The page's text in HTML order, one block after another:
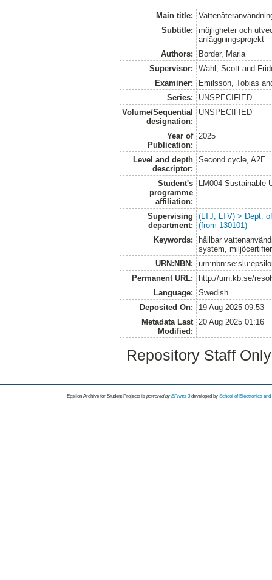
Main title:
Subtitle:
möjligheter och
anläggningsprojekt
Authors:
Border, Maria
Supervisor:
Wahl, Scott and
Examiner:
Emilsson, Tobias
Series:
UNSPECIFIED
Volume/Sequential
designation:
UNSPECIFIED
Year of
Publication:
2025
Level and depth
descriptor:
Second cycle, A2E
Student's
programme
affiliation:
LM004 Sustainable
Supervising
department:
(LTJ, LTV) > Dept.
(from 130101)
Keywords:
hållbar
system,
URN:NBN:
Permanent URL:
http://urn.kb.se/
Language:
Swedish
Deposited On:
19 Aug 2025 09:53
Metadata Last
Modified:
20 Aug 2025 01:16
Repository Staff
Epsilon Archive for Student Projects is powored byEPrints 3 developed by School of Electronics